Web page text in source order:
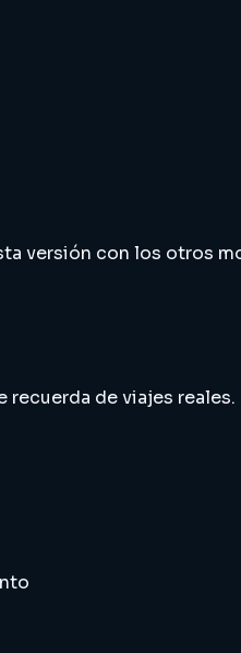
versión con los otros
de viajes reales.